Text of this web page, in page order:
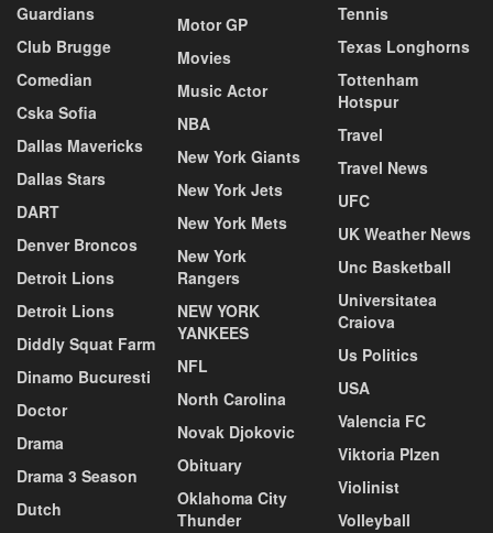
Guardians
Club Brugge
Comedian
Cska Sofia
Dallas Mavericks
Dallas Stars
DART
Denver Broncos
Detroit Lions
Detroit Lions
Diddly Squat Farm
Dinamo Bucuresti
Doctor
Drama
Drama 3 Season
Dutch
Motor GP
Movies
Music Actor
NBA
New York Giants
New York Jets
New York Mets
New York
Rangers
NEW YORK
YANKEES
NFL
North Carolina
Novak Djokovic
Obituary
Oklahoma City
Thunder
Tennis
Texas Longhorns
Tottenham
Hotspur
Travel
Travel News
UFC
UK Weather News
Unc Basketball
Universitatea
Craiova
Us Politics
USA
Valencia FC
Viktoria Plzen
Violinist
Volleyball